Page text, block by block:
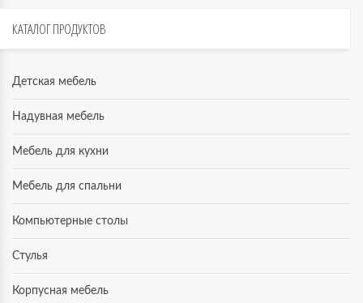
КАТАЛОГПРОДУКТОВ
Детская мебель
Надувная мебель
Мебель для кухни
Мебель для спальни
Компьютерные столы
Стулья
Корпусная мебель